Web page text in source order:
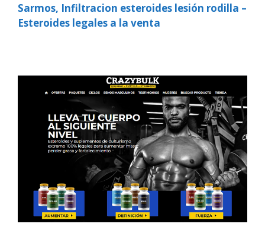
Sarmos, Infiltracion esteroides lesión rodilla –
Esteroides legales a la venta